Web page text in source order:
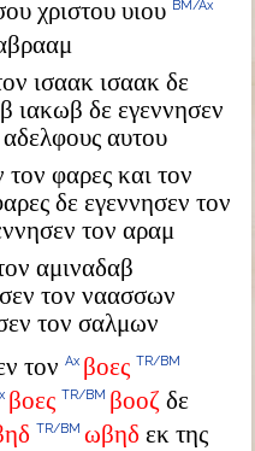
χριστου υιου BM/Ax
ισαακ ισαακ δε
ιακωβ δε εγεννησεν
αυτου
τον φαρες και τον
δε εγεννησεν τον
τον αραμ
αμιναδαβ
τον ναασσων
τον σαλμων
τον Ax βοες TR/BM
βοες TR/BM βοοζ δε
TR/BM ωβηδ εκ της